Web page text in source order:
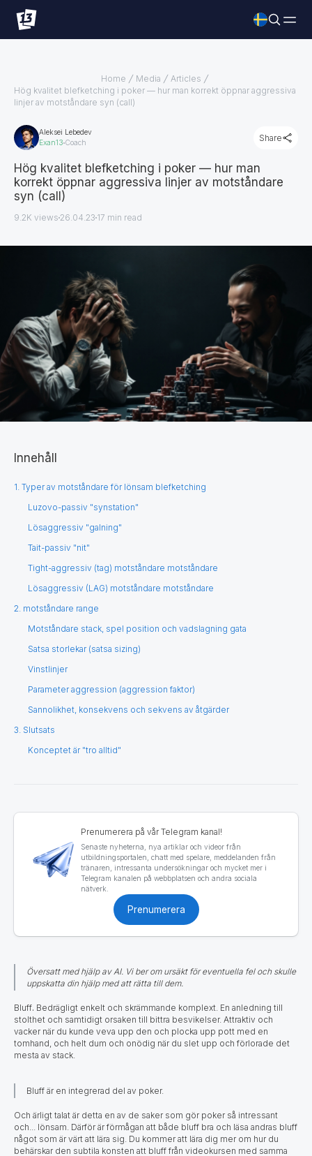
Home Media
Articles
Hög kvalitet blefketching i poker — hur man korrekt öppnar aggressiva
linjer av motståndare syn (call)
Aleksei Lebedev
Exan13 Coach Share
Hög kvalitet blefketching i poker — hur man
korrekt öppnar aggressiva linjer av motståndare
syn (call)
9.2K views 26.04.23 17 min read
Innehåll
1. Typer av motståndare för lönsam blefketching
Luzovo-passiv "synstation"
Lösaggressiv "galning"
Tait-passiv "nit"
Tight-aggressiv (tag) motståndare motståndare
Lösaggressiv (LAG) motståndare motståndare
2. motståndare range
Motståndare stack, spel position och vadslagning gata
Satsa storlekar (satsa sizing)
Vinstlinjer
Parameter aggression (aggression faktor)
Sannolikhet, konsekvens och sekvens av åtgärder
3. Slutsats
Konceptet är "tro alltid"
Prenumerera på vår Telegram kanal!
Senaste nyheterna, nya artiklar och videor från
utbildningsportalen, chatt med spelare, meddelanden från
tränaren, intressanta undersökningar och mycket mer i
Telegram kanalen på webbplatsen och andra sociala
nätverk.
Prenumerera
Översatt med hjälp av AI. Vi ber om ursäkt för eventuella fel och skulle
uppskatta din hjälp med att rätta till dem.
Bluff. Bedrägligt enkelt och skrämmande komplext. En anledning till
stolthet och samtidigt orsaken till bittra besvikelser. Attraktiv och
vacker när du kunde veva upp den och plocka upp pott med en
tomhand, och helt dum och onödig när du slet upp och förlorade det
mesta av stack.
Bluff är en integrerad del av poker.
Och ärligt talat är detta en av de saker som gör poker så intressant
och... lönsam. Därför är förmågan att både bluff bra och läsa andras bluff
något som är värt att lära sig. Du kommer att lära dig mer om hur du
behärskar den subtila konsten att bluff från videokursen med samma